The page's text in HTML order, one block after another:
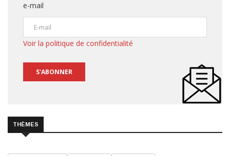
e-mail
Voir la politique de confidentialité
S'ABONNER
THÈMES